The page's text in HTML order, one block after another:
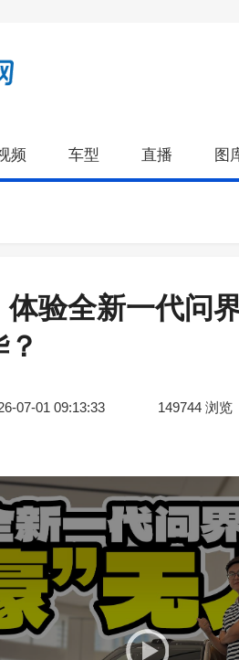
频 车型 直播 图
验全新一代问
07-01 09:13:33 149744 浏览